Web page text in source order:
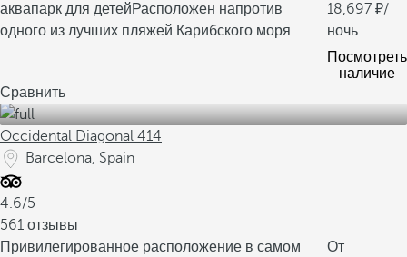
аквапарк для детейРасположен напротив
одного из лучших пляжей Карибского моря.
18,697
/
ночь
Посмотреть
наличие
Сравнить
Occidental Diagonal 414
Barcelona, Spain
4.6/5
561 отзывы
Привилегированное расположение в самом
От